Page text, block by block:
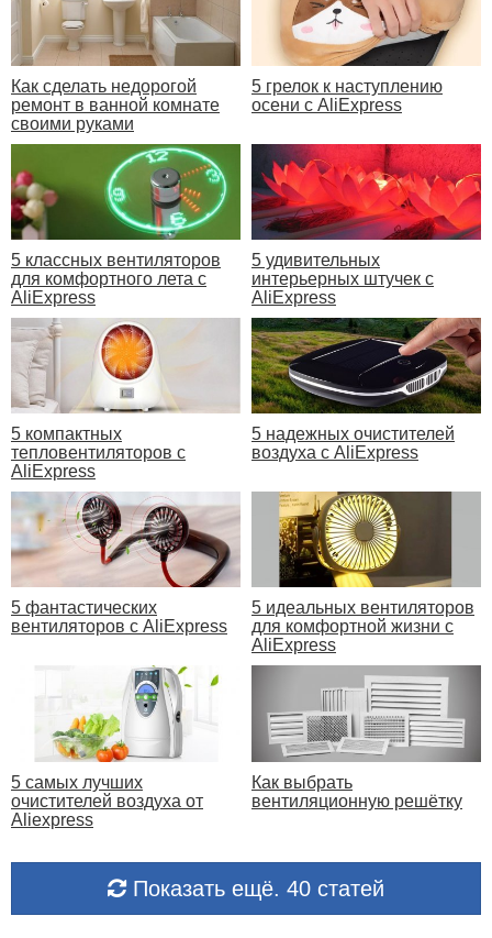
Как сделать недорогой
ремонт в ванной комнате
своими руками
5 грелок к наступлению
осени с AliExpress
5 классных вентиляторов
для комфортного лета с
AliExpress
5 удивительных
интерьерных штучек с
AliExpress
5 компактных
тепловентиляторов с
AliExpress
5 надежных очистителей
воздуха с AliExpress
5 фантастических
вентиляторов с AliExpress
5 идеальных вентиляторов
для комфортной жизни с
AliExpress
5 самых лучших
очистителей воздуха от
Aliexpress
Как выбрать
вентиляционную решётку
Показать ещё. 40 статей